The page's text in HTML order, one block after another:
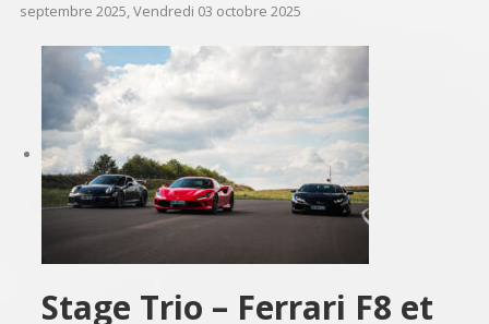
septembre 2025, Vendredi 03 octobre 2025
Stage Trio – Ferrari F8 et